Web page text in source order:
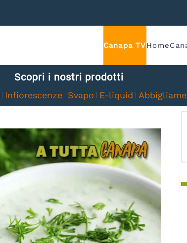
Canapa TVHome
Scopri i nostri prodotti
Infiorescenze Svapo E-liquid